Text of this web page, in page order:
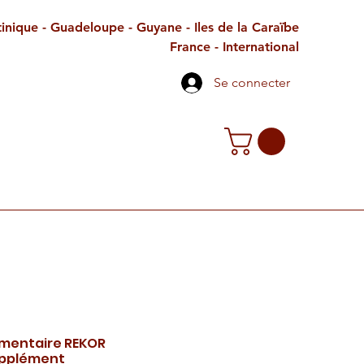
- Guadeloupe - Guyane - Iles de la Caraïbe
France - International
Se connecter
REKOR